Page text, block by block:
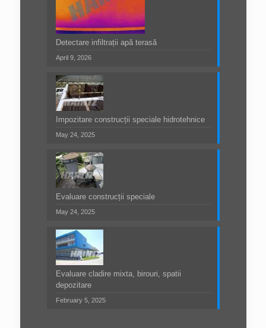
Detectare infiltrații apă terasă
April 9, 2026
Impozitare construcții speciale hidrotehnice
May 24, 2025
Evaluare construcții speciale
May 24, 2025
Evaluare cladire mixta, birouri, spatii
depozitare
February 5, 2025